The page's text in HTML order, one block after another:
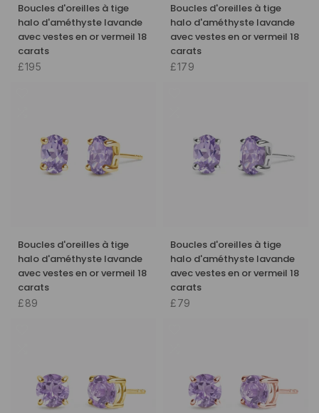
Boucles d'oreilles à tige
halo d'améthyste lavande
avec vestes en or vermeil 18
carats
£195
Boucles d'oreilles à tige
halo d'améthyste lavande
avec vestes en or vermeil 18
carats
£179
Boucles d'oreilles à tige
halo d'améthyste lavande
avec vestes en or vermeil 18
carats
£89
Boucles d'oreilles à tige
halo d'améthyste lavande
avec vestes en or vermeil 18
carats
£79